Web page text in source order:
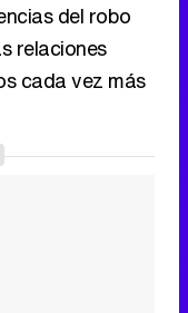
del robo
relaciones
cada vez más